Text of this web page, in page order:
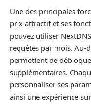
Une des principales
prix attractif et ses
pouvez utiliser
requêtes par mois. Au-
permettent de
supplémentaires.
personnaliser ses
ainsi une expérience